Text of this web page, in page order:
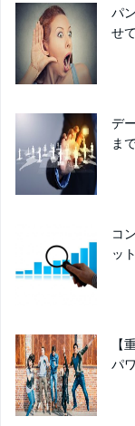
パ
せ
デ
ま
コ
ッ
【
パ